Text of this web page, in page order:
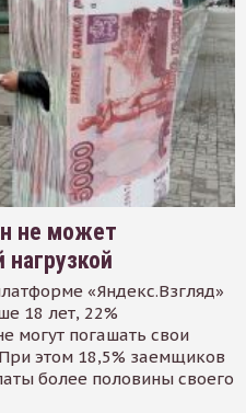
не может
«Яндекс.Взгляд»
18 лет, 22%
могут погашать свои
этом 18,5% заемщиков
более половины своего